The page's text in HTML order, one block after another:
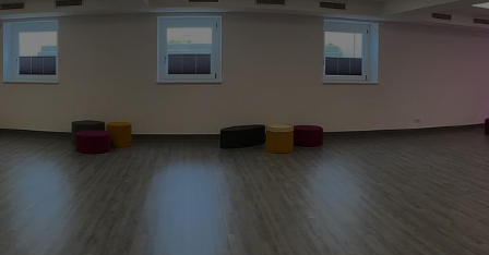
Leben & Wohnen
Wirtschaft & Handel